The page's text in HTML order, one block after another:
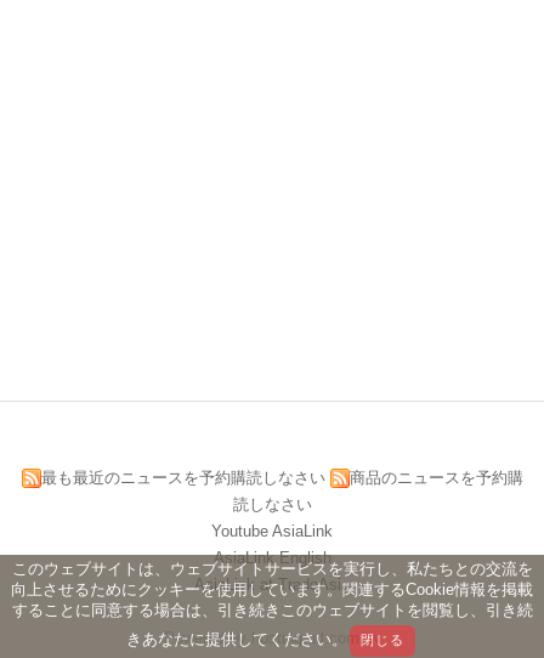
最も最近のニュースを予約購読しなさい
商品のニュースを予約購
読しなさい
Youtube AsiaLink
AsiaLink English
AsiaLink at TradeAsia
Powered by hosting.url.com.tw
このウェブサイトは、ウェブサイトサービスを実行し、私たちとの交流を
向上させるためにクッキーを使用しています。関連するCookie情報を掲載
することに同意する場合は、引き続きこのウェブサイトを閲覧し、引き続
きあなたに提供してください。